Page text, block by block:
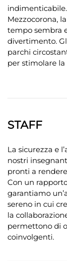
Mezzocorona,
tempo sembra
divertimento.
parchi
per stimolare la
STAFF
La sicurezza e
nostri
pronti a
Con un
garantiamo
sereno in cui
la
permettono di
coinvolgenti.